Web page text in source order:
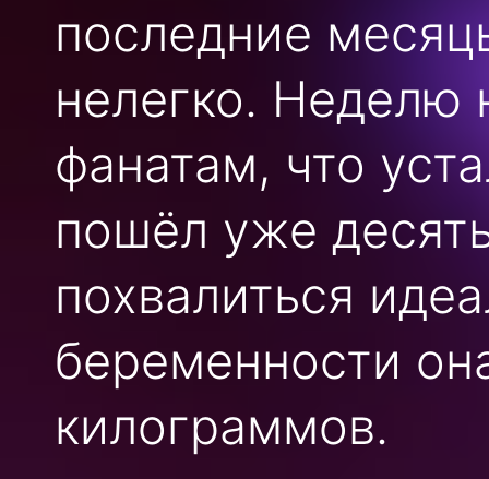
последние
нелегко. Неделю
фанатам, что
пошёл уже
похвалиться
беременности
килограммов.